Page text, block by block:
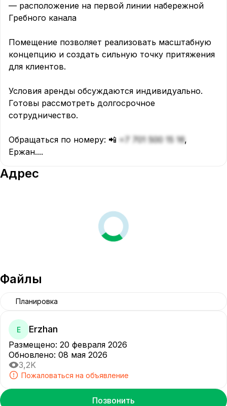
— расположение на первой линии набережной
Гребного канала
Помещение позволяет реализовать масштабную
концепцию и создать сильную точку притяжения
для клиентов.
Условия аренды обсуждаются индивидуально.
Готовы рассмотреть долгосрочное
сотрудничество.
Обращаться по номеру: 📲 +7 701 500 15 16,
Ержан....
Адрес
Файлы
Планировка
E Erzhan
Размещено: 20 февраля 2026
Обновлено: 08 мая 2026
3,2K
Пожаловаться на объявление
Позвонить